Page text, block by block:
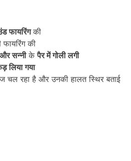
फायरिंगकी
फायरिंग की
सन्नीकेपैर में गोली लगी
लिया गया
चल रहा है और उनकी हालत स्थिर बताई